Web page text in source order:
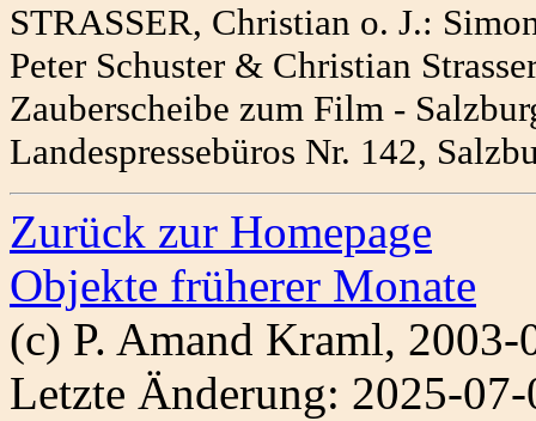
STRASSER, Christian o. J.:
Peter Schuster & Christian
Zauberscheibe zum Film -
Landespressebüros Nr. 142,
Zurück zur Homepage
Objekte früherer Monate
(c) P. Amand Kraml, 2003-
Letzte Änderung: 2025-